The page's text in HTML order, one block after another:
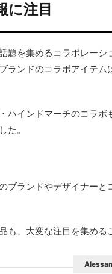
に注目
題を集めるコラボレー
ランドのコラボアイテム
ハインドマーチのコラ
た。
ブランドやデザイナー
も、大変な注目を集め